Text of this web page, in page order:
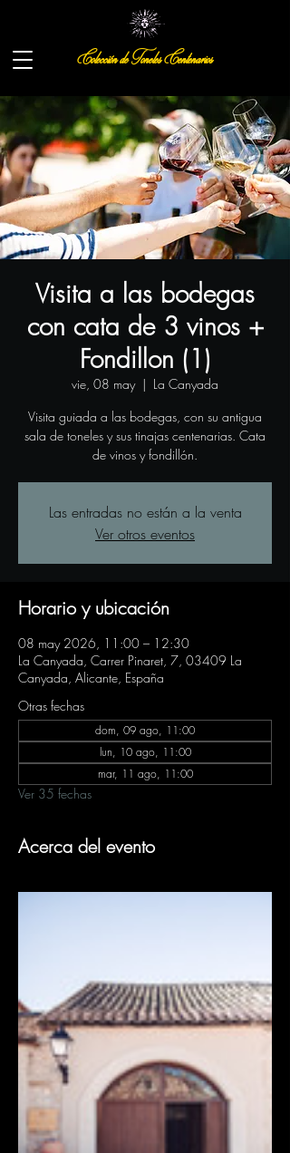
Colección de Toneles Centenarios
Visita a las bodegas
con cata de 3 vinos +
Fondillon (1)
vie, 08 may
  |
La Canyada
Visita guiada a las bodegas, con su antigua
sala de toneles y sus tinajas centenarias. Cata
de vinos y fondillón.
Las entradas no están a la venta
Ver otros eventos
Horario y ubicación
08 may 2026, 11:00 – 12:30
La Canyada, Carrer Pinaret, 7, 03409 La
Canyada, Alicante, España
Otras fechas
dom, 09 ago, 11:00
lun, 10 ago, 11:00
mar, 11 ago, 11:00
Ver 35 fechas
Acerca del evento